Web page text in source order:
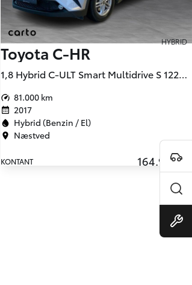
HYBRID
Toyota C-HR
1,8 Hybrid C-ULT Smart Multidrive S 122HK 5d Aut.
81.000 km
2017
Hybrid (Benzin / El)
Næstved
KONTANT 164.900KR.